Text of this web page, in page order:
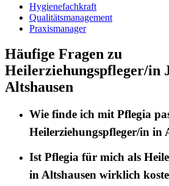
Hygienefachkraft
Qualitätsmanagement
Praxismanager
Häufige Fragen zu
Heilerziehungspfleger/in
Altshausen
Wie finde ich mitPflegia
Heilerziehungspfleger/in in
Ist Pflegia für mich als
in Altshausen wirklich